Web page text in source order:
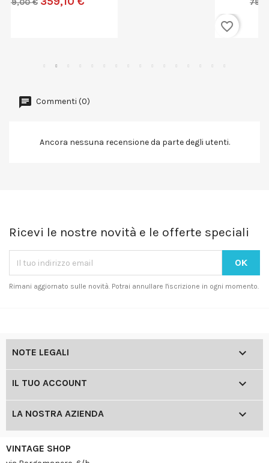
Commenti (0)
Ancora nessuna recensione da parte degli utenti.
Ricevi le nostre novità e le offerte speciali
Rimani aggiornato sulle novità. Potrai annullare l'iscrizione in ogni momento.
NOTE LEGALI 
IL TUO ACCOUNT 
LA NOSTRA AZIENDA 
VINTAGE SHOP